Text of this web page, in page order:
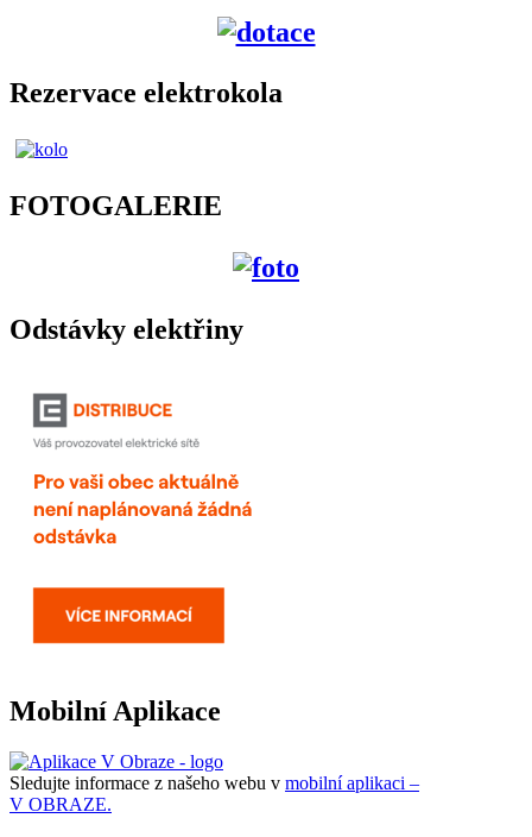
Rezervace elektrokola
FOTOGALERIE
Odstávky elektřiny
Mobilní Aplikace
Sledujte informace z našeho webu v mobilní aplikaci –
V OBRAZE.